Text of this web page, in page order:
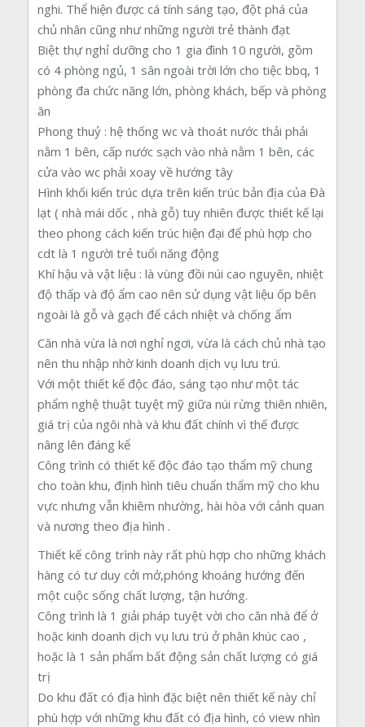
nghi. Thể hiện được cá tính sáng tạo, đột phá của
chủ nhân cũng như những người trẻ thành đạt
Biệt thự nghỉ dưỡng cho 1 gia đình 10 người, gồm
có 4 phòng ngủ, 1 sân ngoài trời lớn cho tiệc bbq, 1
phòng đa chức năng lớn, phòng khách, bếp và phòng
ăn
Phong thuỷ : hệ thống wc và thoát nước thải phải
nằm 1 bên, cấp nước sạch vào nhà nằm 1 bên, các
cửa vào wc phải xoay về hướng tây
Hình khối kiến trúc dựa trên kiến trúc bản địa của Đà
lạt ( nhà mái dốc , nhà gỗ) tuy nhiên được thiết kế lại
theo phong cách kiến trúc hiện đại để phù hợp cho
cdt là 1 người trẻ tuổi năng động
Khí hậu và vật liệu : là vùng đồi núi cao nguyên, nhiệt
độ thấp và độ ẩm cao nên sử dụng vật liệu ốp bên
ngoài là gỗ và gạch để cách nhiệt và chống ẩm
Căn nhà vừa là nơi nghỉ ngơi, vừa là cách chủ nhà tạo
nên thu nhập nhờ kinh doanh dịch vụ lưu trú.
Với một thiết kế độc đáo, sáng tạo như một tác
phẩm nghệ thuật tuyệt mỹ giữa núi rừng thiên nhiên,
giá trị của ngôi nhà và khu đất chính vì thế được
nâng lên đáng kể
Công trình có thiết kế độc đáo tạo thẩm mỹ chung
cho toàn khu, định hình tiêu chuẩn thẩm mỹ cho khu
vực nhưng vẫn khiêm nhường, hài hòa với cảnh quan
và nương theo địa hình .
Thiết kế công trình này rất phù hợp cho những khách
hàng có tư duy cởi mở,phóng khoáng hướng đến
một cuộc sống chất lượng, tận hưởng.
Công trình là 1 giải pháp tuyệt vời cho căn nhà để ở
hoặc kinh doanh dịch vụ lưu trú ở phân khúc cao ,
hoặc là 1 sản phẩm bất động sản chất lượng có giá
trị
Do khu đất có địa hình đặc biệt nên thiết kế này chỉ
phù hợp với những khu đất có địa hình, có view nhìn